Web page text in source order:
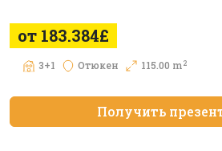
от 183.384£
3+1 Отюкен 115.00 m2
Получить